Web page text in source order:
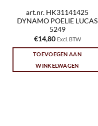
art.nr. HK31141425
DYNAMO POELIE LUCAS
5249
€14,80 Excl. BTW
TOEVOEGEN AAN
WINKELWAGEN